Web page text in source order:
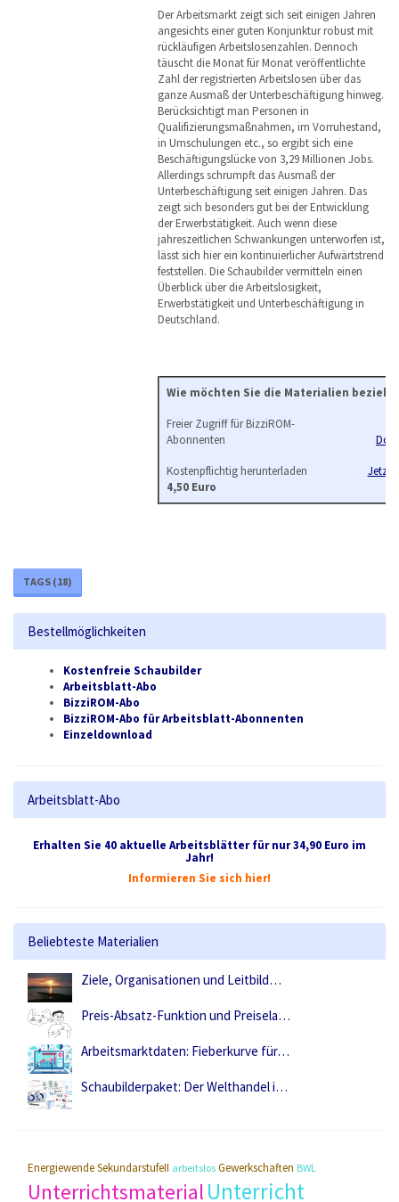
Der Arbeitsmarkt zeigt sich seit einigen Jahren
angesichts einer guten Konjunktur robust mit
rückläufigen Arbeitslosenzahlen. Dennoch
täuscht die Monat für Monat veröffentlichte
Zahl der registrierten Arbeitslosen über das
ganze Ausmaß der Unterbeschäftigung hinweg.
Berücksichtigt man Personen in
Qualifizierungsmaßnahmen, im Vorruhestand,
in Umschulungen etc., so ergibt sich eine
Beschäftigungslücke von 3,29 Millionen Jobs.
Allerdings schrumpft das Ausmaß der
Unterbeschäftigung seit einigen Jahren. Das
zeigt sich besonders gut bei der Entwicklung
der Erwerbstätigkeit. Auch wenn diese
jahreszeitlichen Schwankungen unterworfen ist,
lässt sich hier ein kontinuierlicher Aufwärtstrend
feststellen. Die Schaubilder vermitteln einen
Überblick über die Arbeitslosigkeit,
Erwerbstätigkeit und Unterbeschäftigung in
Deutschland.
Wie möchten Sie die Materialien
Freier Zugriff für BizziROM-
Abonnenten
Kostenpflichtig herunterladen
4,50 Euro
Jetzt
TAGS (18)
Bestellmöglichkeiten
Kostenfreie Schaubilder
Arbeitsblatt-Abo
BizziROM-Abo
BizziROM-Abo für Arbeitsblatt-Abonnenten
Einzeldownload
Arbeitsblatt-Abo
Erhalten Sie 40 aktuelle Arbeitsblätter für nur 34,90 Euro im
Jahr!
Informieren Sie sich hier!
Beliebteste Materialien
Ziele, Organisationen und Leitbild…
Preis-Absatz-Funktion und Preisela…
Arbeitsmarktdaten: Fieberkurve für…
Schaubilderpaket: Der Welthandel i…
EnergiewendeSekundarstufeII arbeitslos Gewerkschaften BWL
Unterrichtsmaterial Unterricht